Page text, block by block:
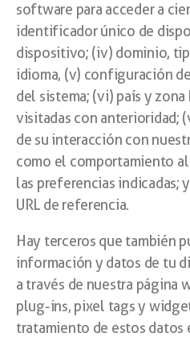
software para acceder a
identificador único de
dispositivo; (iv) dominio,
idioma, (v) configuración
del sistema; (vi) país y
visitadas con anterioridad;
de su interacción con
como el comportamiento
las preferencias indicadas;
URL de referencia.
Hay terceros que también
información y datos de tu
a través de nuestra página
plug-ins, pixel tags y
tratamiento de estos datos